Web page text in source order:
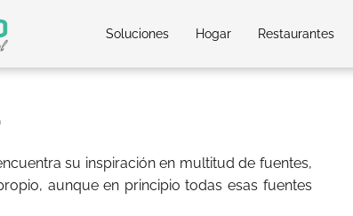
Soluciones Hogar Restaurantes
su inspiración en multitud de fuentes,
aunque en principio todas esas fuentes